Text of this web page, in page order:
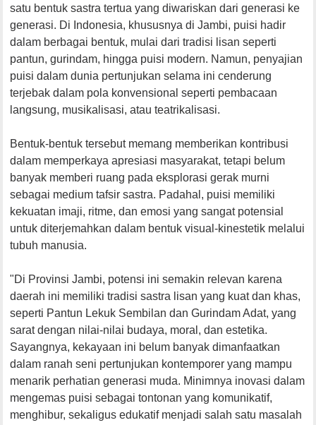
satu bentuk sastratertua yangdiwariskan dari generasi ke
generasi. Di Indonesia, khususnya di Jambi, puisi hadir
dalam berbagai bentuk, mulai dari tradisi lisan seperti
pantun,gurindam, hingga puisi modern. Namun, penyajian
puisi dalam dunia pertunjukan selama ini cenderung
terjebak dalam pola konvensional seperti pembacaan
langsung, musikalisasi,atau teatrikalisasi.
Bentuk-bentuk tersebut memang memberikan kontribusi
dalam memperkaya apresiasi masyarakat,tetapi belum
banyak memberi ruang padaeksplorasi gerak murni
sebagai medium tafsir sastra. Padahal , puisi memiliki
kekuatan imaji, ritme, danemosi yang sangat potensial
untuk diterjemahkan dalam bentuk visual-kinestetik melalui
tubuh manusia.
"Di Provinsi Jambi, potensi ini semakin relevan karena
daerah ini memiliki tradisi sastra lisan yang kuatdan khas,
seperti Pantun Lekuk Sembilan danGurindamAdat, yang
sarat dengan nilai-nilai budaya, moral, danestetika.
Sayangnya, kekayaan ini belum banyak dimanfaatkan
dalam ranah seni pertunjukan kontemporer yang mampu
menarik perhatian generasi muda. Minimnya inovasi dalam
mengemas puisi sebagai tontonan yang komunikatif,
menghibur,sekaligus edukatif menjadi salahsatu masalah